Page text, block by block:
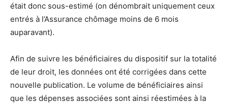
était donc sous-estimé (on dénombrait uniquement ceux
entrés à l’Assurance chômage moins de 6 mois
auparavant).
Afin de suivre les bénéficiaires du dispositif sur la totalité
de leur droit, les données ont été corrigées dans cette
nouvelle publication. Le volume de bénéficiaires ainsi
que les dépenses associées sont ainsi réestimées à la